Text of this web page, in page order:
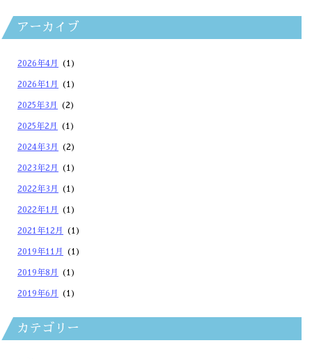
アーカイブ
2026年4月 (1)
2026年1月 (1)
2025年3月 (2)
2025年2月 (1)
2024年3月 (2)
2023年2月 (1)
2022年3月 (1)
2022年1月 (1)
2021年12月 (1)
2019年11月 (1)
2019年8月 (1)
2019年6月 (1)
カテゴリー